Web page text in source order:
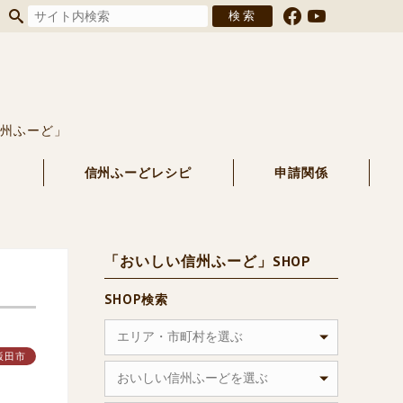
ふーど」
信州ふーどレシピ 申請関係
田市
「おいしい信州ふーど」SHOP
SHOP検索
エリア・市町村を選ぶ
おいしい信州ふーどを選ぶ